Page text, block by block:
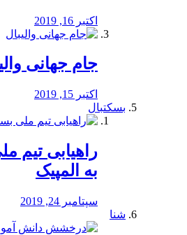
اکتبر 16, 2019
جام جهانی
اکتبر 15, 2019
بسکتبال
راهیابی تیم
به المپیک
سپتامبر 24, 2019
شنا